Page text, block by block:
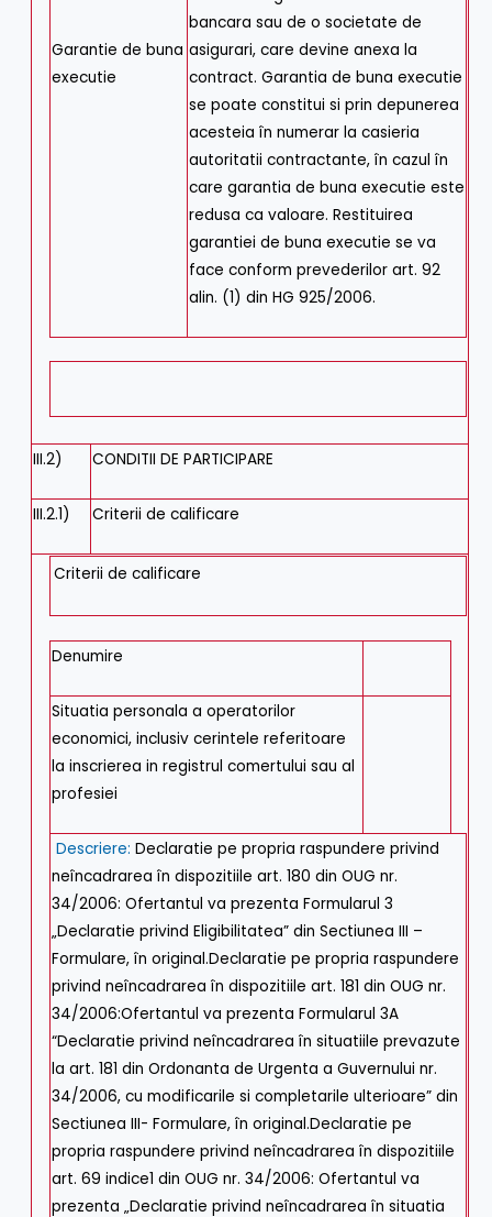
Garantie de buna
executie
bancara sau de o societate de
asigurari, care devine anexa la
contract. Garantia de buna executie
se poate constitui si prin depunerea
acesteia în numerar la casieria
autoritatii contractante, în cazul în
care garantia de buna executie este
redusa ca valoare. Restituirea
garantiei de buna executie se va
face conform prevederilor art. 92
alin. (1) din HG 925/2006.
III.2) CONDITII DE PARTICIPARE
III.2.1) Criterii de calificare
Criterii de calificare
Denumire
Situatia personala a operatorilor
economici, inclusiv cerintele referitoare
la inscrierea in registrul comertului sau al
profesiei
Descriere:Declaratie pe propria raspundere privind
neîncadrarea în dispozitiile art. 180 din OUG nr.
34/2006: Ofertantul va prezenta Formularul 3
„Declaratie privind Eligibilitatea” din Sectiunea III –
Formulare, în original.Declaratie pe propria raspundere
privind neîncadrarea în dispozitiile art. 181 din OUG nr.
34/2006:Ofertantul va prezenta Formularul 3A
“Declaratie privind neîncadrarea în situatiile prevazute
la art. 181 din Ordonanta de Urgenta a Guvernului nr.
34/2006, cu modificarile si completarile ulterioare” din
Sectiunea III- Formulare, în original.Declaratie pe
propria raspundere privind neîncadrarea în dispozitiile
art. 69 indice1 din OUG nr. 34/2006: Ofertantul va
prezenta „Declaratie privind neîncadrarea în situatia